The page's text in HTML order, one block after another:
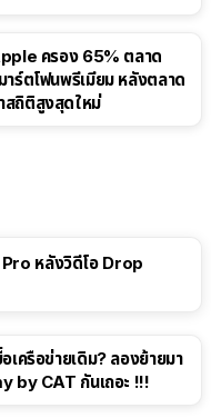
ครอง 65% ตลาด
าร์ตโฟนพรีเมียม หลังตลาด
สถิติสูงสุดใหม่
หลังวิดีโอ Drop
อเครือข่ายเดิม? ลองย้ายมา
by CAT กันเถอะ !!!